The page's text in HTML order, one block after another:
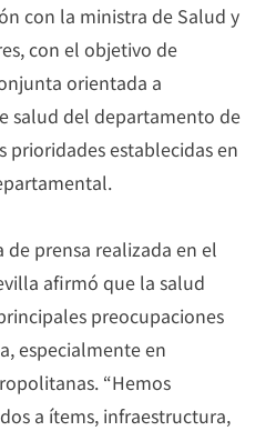
con la ministra de Salud y
con el objetivo de
orientada a
salud del departamento de
prioridades establecidas en
prensa realizada en el
afirmó que la salud
preocupaciones
especialmente en
“Hemos
a ítems, infraestructura,